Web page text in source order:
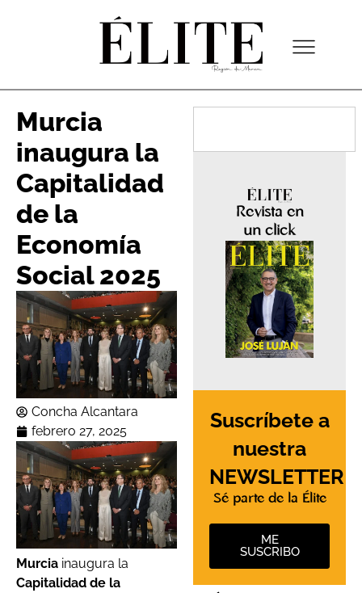
Murcia
inaugura la
Capitalidad
de la
Economía
Social 2025
Concha Alcantara
febrero 27, 2025
Murcia inaugura la
Capitalidad de la
Revista en
un click
Suscríbete a
nuestra
NEWSLETTER
Sé parte de la Élite
ME
SUSCRIBO